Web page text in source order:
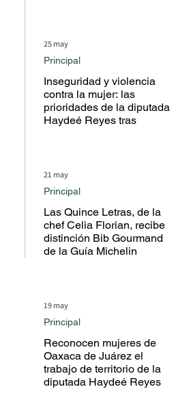
Inseguridad y violencia
contra la mujer: las
prioridades de la diputada
Haydeé Reyes tras
Principal
25 may
Las Quince Letras, de la
chef Celia Florian, recibe
distinción Bib Gourmand
de la Guía Michelin
Principal
21 may
Reconocen mujeres de
Oaxaca de Juárez el
trabajo de territorio de la
diputada Haydeé Reyes
Principal
19 may